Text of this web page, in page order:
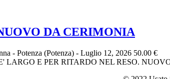
DA CERIMONIA
- Potenza (Potenza) - Luglio 12, 2026 50.00 €
LARGO E PER RITARDO NEL RESO.